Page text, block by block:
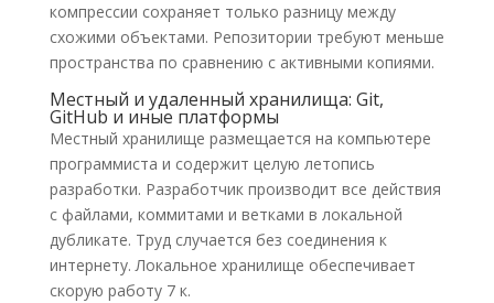
компрессии сохраняет только разницу между
схожими объектами. Репозитории требуют меньше
пространства по сравнению с активными копиями.
Местный и удаленный хранилища: Git,
GitHub и иные платформы
Местный хранилище размещается на компьютере
программиста и содержит целую летопись
разработки. Разработчик производит все действия
с файлами, коммитами и ветками в локальной
дубликате. Труд случается без соединения к
интернету. Локальное хранилище обеспечивает
скорую работу 7 к.